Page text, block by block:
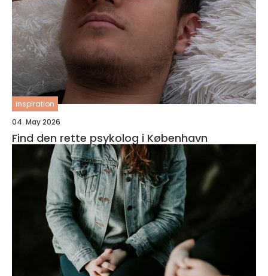
inspiration
04. May 2026
Find den rette psykolog i København